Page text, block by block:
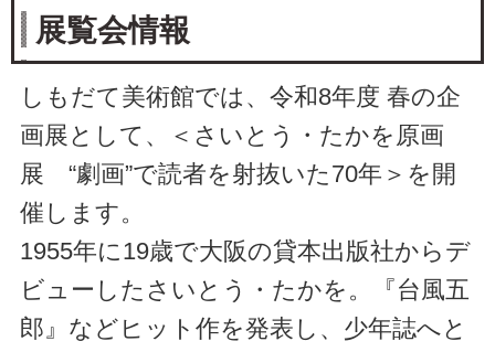
展覧会情報
しもだて美術館では、令和8年度 春の企
画展として、＜さいとう・たかを原画
展 “劇画”で読者を射抜いた70年＞を開
催します。
1955年に19歳で大阪の貸本出版社からデ
ビューしたさいとう・たかを。『台風五
郎』などヒット作を発表し、少年誌へと